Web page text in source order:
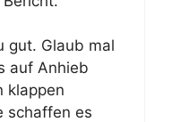
gut. Glaub mal
auf Anhieb
klappen
schaffen es